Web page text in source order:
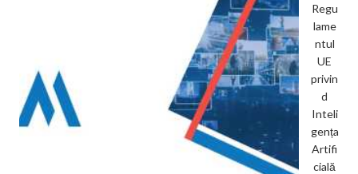
Regu
lame
ntul
UE
privin
d
Inteli
gența
Artifi
cială